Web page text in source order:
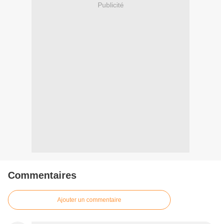
Publicité
Commentaires
Ajouter un commentaire